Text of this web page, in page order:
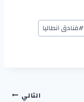
#فنادق انطاليا
التالي